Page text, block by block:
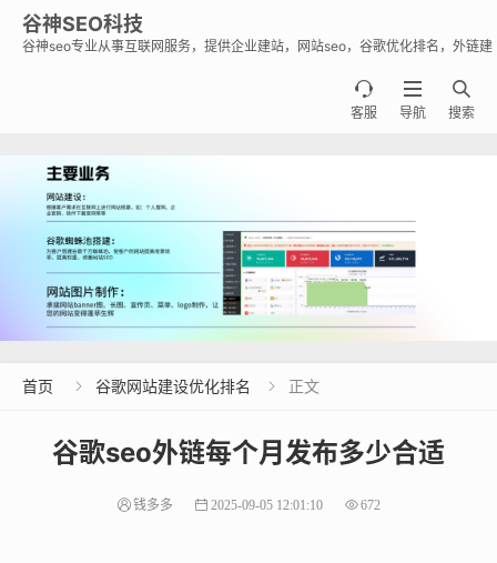
谷神SEO科技
谷神seo专业从事互联网服务，提供企业建站，网站seo，谷歌优化排名，外链建

搜索

导航

客服
首页  谷歌网站建设优化排名  正文
谷歌seo外链每个月发布多少合适
钱多多 2025-09-05 12:01:10 672